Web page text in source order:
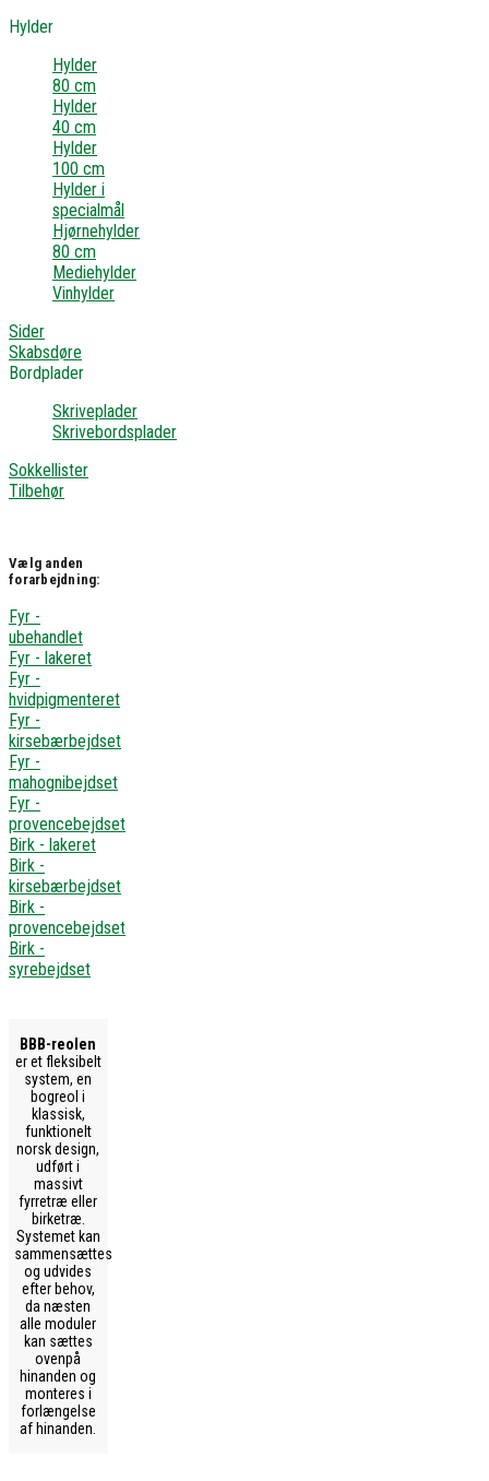
Hylder
Hylder
80 cm
Hylder
40 cm
Hylder
100 cm
Hylder i
specialmål
Hjørnehylder
80 cm
Mediehylder
Vinhylder
Sider
Skabsdøre
Bordplader
Skriveplader
Skrivebordsplader
Sokkellister
Tilbehør
Vælg anden
forarbejdning:
Fyr -
ubehandlet
Fyr - lakeret
Fyr -
hvidpigmenteret
Fyr -
kirsebærbejdset
Fyr -
mahognibejdset
Fyr -
provencebejdset
Birk - lakeret
Birk -
kirsebærbejdset
Birk -
provencebejdset
Birk -
syrebejdset
BBB-reolen
er et fleksibelt
system, en
bogreol i
klassisk,
funktionelt
norsk design,
udført i
massivt
fyrretræ eller
birketræ.
Systemet kan
sammensættes
og udvides
efter behov,
da næsten
alle moduler
kan sættes
ovenpå
hinanden og
monteres i
forlængelse
af hinanden.